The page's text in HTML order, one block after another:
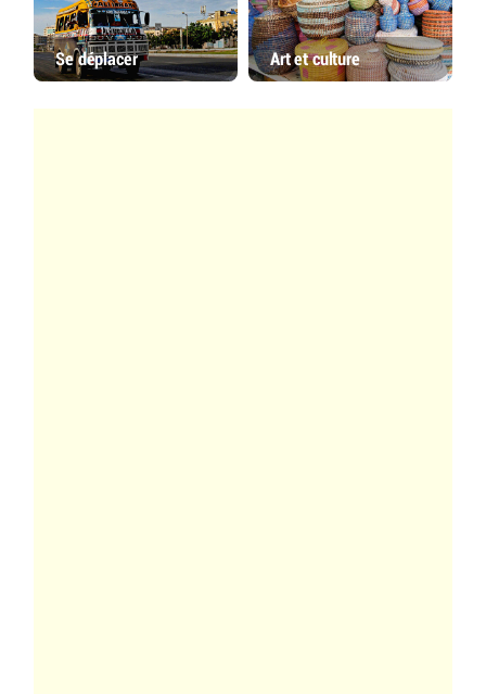
Se déplacer Art et culture